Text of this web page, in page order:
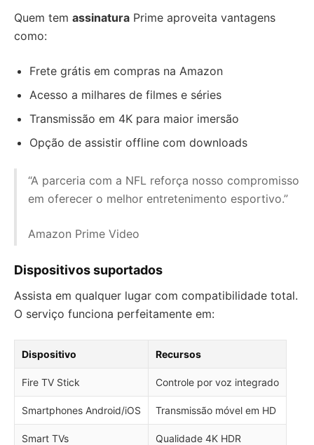
Quem tem assinatura Prime aproveita vantagens
como:
Frete grátis em compras na Amazon
Acesso a milhares de filmes e séries
Transmissão em 4K para maior imersão
Opção de assistir offline com downloads
“A parceria com a NFL reforça nosso compromisso
em oferecer o melhor entretenimento esportivo.”
Amazon Prime Video
Dispositivos suportados
Assista em qualquer lugar com compatibilidade total.
O serviço funciona perfeitamente em:
Dispositivo Recursos
Fire TV Stick Controle por voz integrado
Smartphones Android/iOS Transmissão móvel em HD
Smart TVs Qualidade 4K HDR